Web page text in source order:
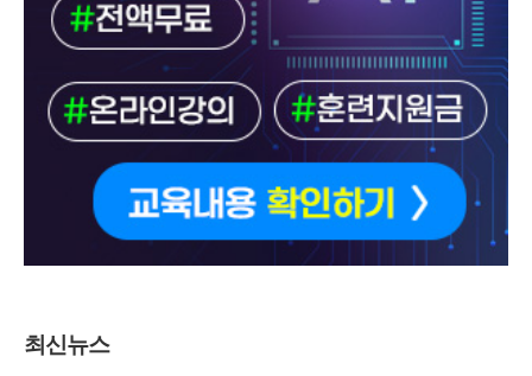
최신뉴스